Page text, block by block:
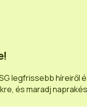
legfrissebb híreiről
és maradj